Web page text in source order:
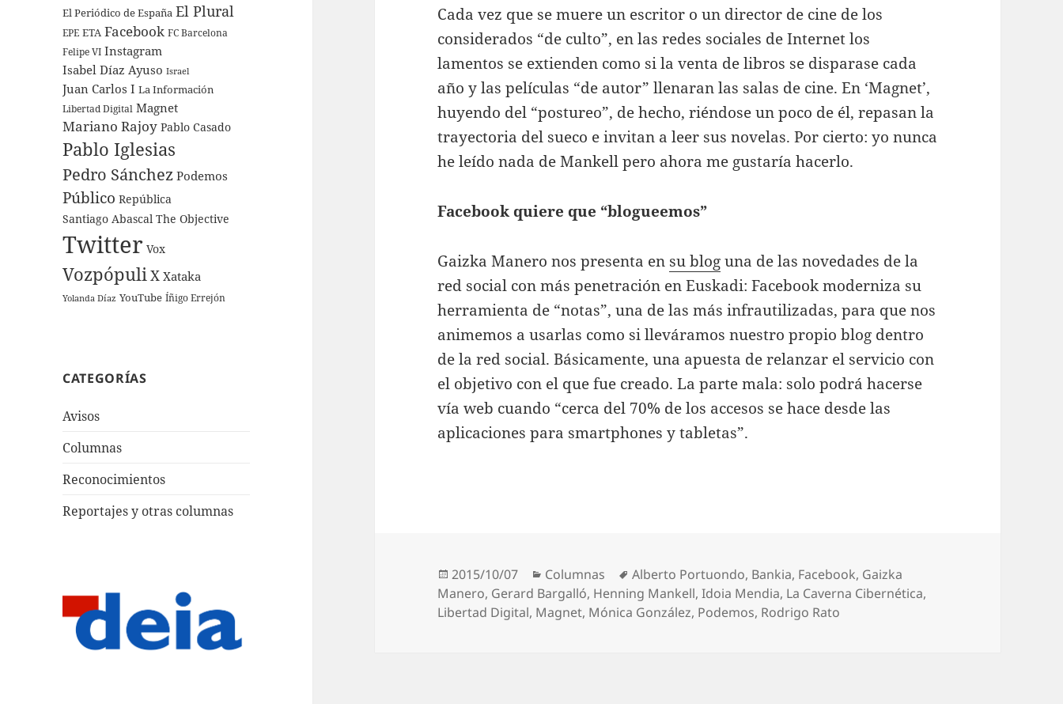
El Periódico de España El Plural
EPE ETA Facebook FC Barcelona
Felipe VI Instagram
Isabel Díaz Ayuso Israel
Juan Carlos I La Información
Libertad Digital Magnet
Mariano Rajoy Pablo Casado
Pablo Iglesias
Pedro Sánchez Podemos
Público República
Santiago Abascal The Objective
Twitter Vox
Vozpópuli X Xataka
Yolanda Díaz YouTube Íñigo Errejón
CATEGORÍAS
Avisos
Columnas
Reconocimientos
Reportajes y otras columnas
Cada vez que se muere un escritor o un director de cine de los
considerados “de culto”, en las redes sociales de Internet los
lamentos se extienden como si la venta de libros se disparase cada
año y las películas “de autor” llenaran las salas de cine. En ‘Magnet’,
huyendo del “postureo”, de hecho, riéndose un poco de él, repasan la
trayectoria del sueco e invitan a leer sus novelas. Por cierto: yo nunca
he leído nada de Mankell pero ahora me gustaría hacerlo.
Facebook quiere que “blogueemos”
Gaizka Manero nos presenta en su bloguna de las novedades de la
red social con más penetración en Euskadi: Facebook moderniza su
herramienta de “notas”, una de las más infrautilizadas, para que nos
animemos a usarlas como si lleváramos nuestro propio blog dentro
de la red social. Básicamente, una apuesta de relanzar el servicio con
el objetivo con el que fue creado. La parte mala: solo podrá hacerse
vía web cuando “cerca del 70% de los accesos se hace desde las
aplicaciones para smartphones y tabletas”.
Publicado
el
2015/10/07 Categorías
Columnas Etiquetas
Alberto Portuondo, Bankia, Facebook, Gaizka
Manero, Gerard Bargalló, Henning Mankell,Idoia Mendia, La Caverna Cibernética,
Libertad Digital, Magnet, Mónica González, Podemos, Rodrigo Rato